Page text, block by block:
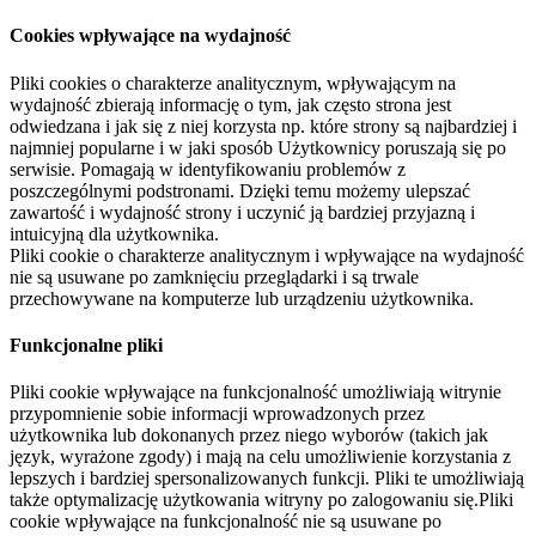
Cookies wpływające na wydajność
Pliki cookies o charakterze analitycznym, wpływającym na
wydajność zbierają informację o tym, jak często strona jest
odwiedzana i jak się z niej korzysta np. które strony są najbardziej i
najmniej popularne i w jaki sposób Użytkownicy poruszają się po
serwisie. Pomagają w identyfikowaniu problemów z
poszczególnymi podstronami. Dzięki temu możemy ulepszać
zawartość i wydajność strony i uczynić ją bardziej przyjazną i
intuicyjną dla użytkownika.
Pliki cookie o charakterze analitycznym i wpływające na wydajność
nie są usuwane po zamknięciu przeglądarki i są trwale
przechowywane na komputerze lub urządzeniu użytkownika.
Funkcjonalne pliki
Pliki cookie wpływające na funkcjonalność umożliwiają witrynie
przypomnienie sobie informacji wprowadzonych przez
użytkownika lub dokonanych przez niego wyborów (takich jak
język, wyrażone zgody) i mają na celu umożliwienie korzystania z
lepszych i bardziej spersonalizowanych funkcji. Pliki te umożliwiają
także optymalizację użytkowania witryny po zalogowaniu się.Pliki
cookie wpływające na funkcjonalność nie są usuwane po